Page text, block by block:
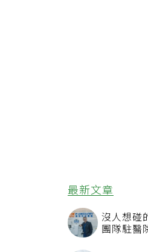
最新文章
沒人想碰
團隊駐醫